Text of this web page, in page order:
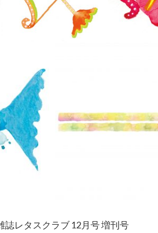
レタスクラブ 12月号 増刊号